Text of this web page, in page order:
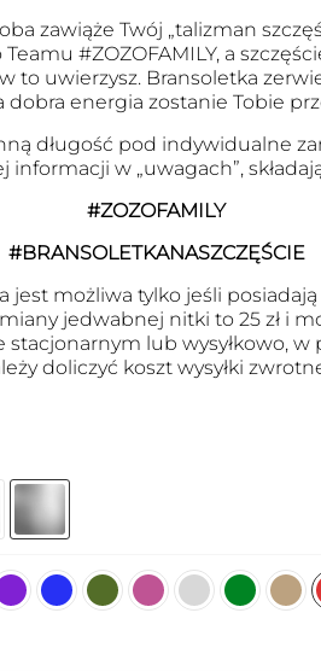
zawiąże Twój „talizman
Teamu #ZOZOFAMILY, a
to uwierzysz. Bransoletka
dobra energia zostanie Tobie
długość pod indywidualne
informacji w „uwagach”,
#ZOZOFAMILY
#BRANSOLETKANASZCZĘŚCIE
jest możliwa tylko jeśli
jedwabnej nitki to 25 zł i
lub wysyłkowo, w
doliczyć koszt wysyłki